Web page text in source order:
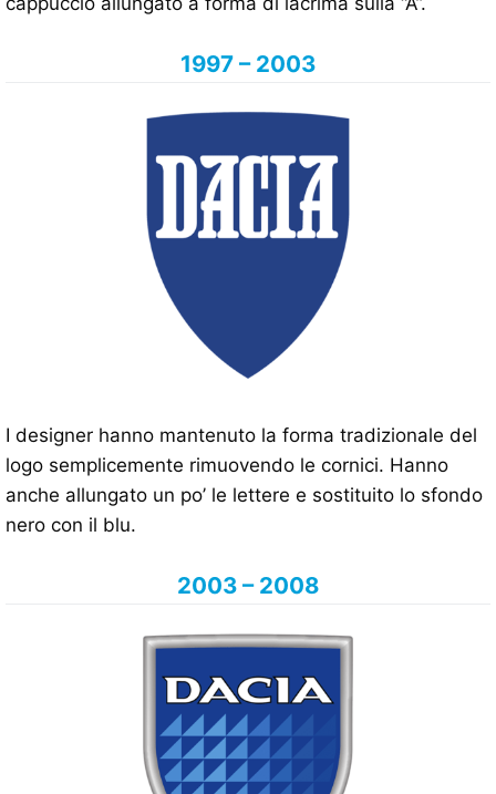
1997 – 2003
I designer hanno mantenuto la forma tradizionale del
logo semplicemente rimuovendo le cornici. Hanno
anche allungato un po’ le lettere e sostituito lo sfondo
nero con il blu.
2003 – 2008